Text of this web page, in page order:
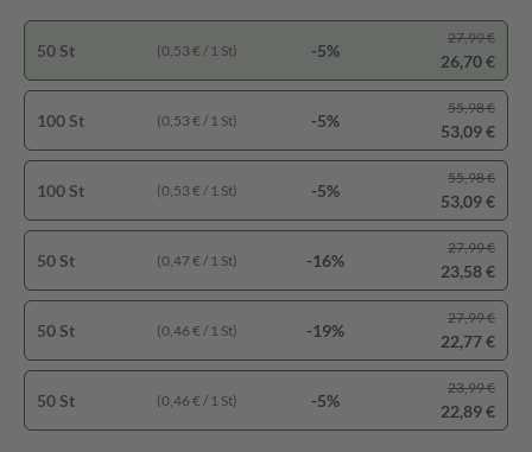
100 St (0,53 € / 1 St) -5%
55,98 €
53,09 €
100 St (0,53 € / 1 St) -5%
55,98 €
53,09 €
50 St (0,47 € / 1 St) -16%
27,99 €
23,58 €
50 St (0,46 € / 1 St) -19%
27,99 €
22,77 €
50 St (0,46 € / 1 St) -5%
23,99 €
22,89 €
50 St (0,53 € / 1 St) -5%
27,99 €
26,70 €